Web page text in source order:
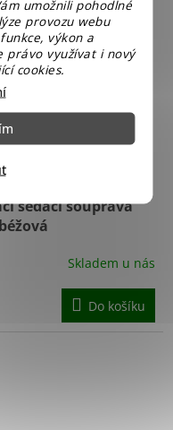
umožnili pohodlné
provozu webu
výkon a
právo využívat i nový
cookies.
sedací souprava
Skladem u nás
Do košíku